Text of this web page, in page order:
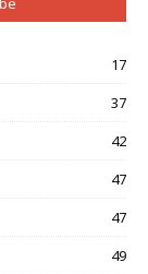
17
37
42
47
47
49